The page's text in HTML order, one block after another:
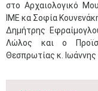
στο Αρχαιολογικό
ΙΜΕ κα Σοφία
Δημήτρης
Λώλος και ο
Θεσπρωτίας κ. Ιωάννης